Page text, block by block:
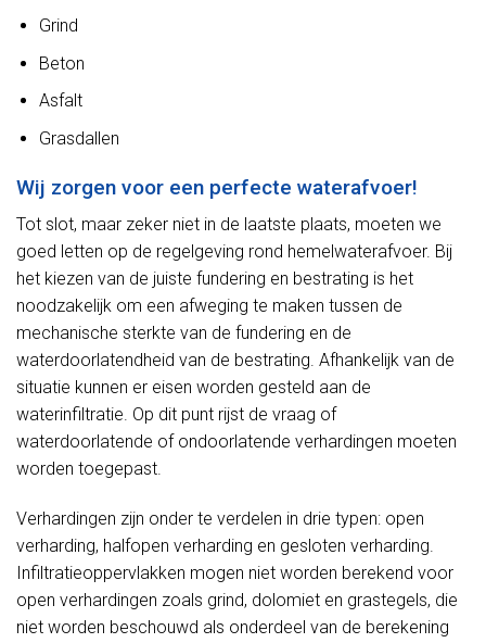
Grind
Beton
Asfalt
Grasdallen
Wij zorgen voor een perfecte waterafvoer!
Tot slot, maar zeker niet in de laatste plaats, moeten we
goed letten op de regelgeving rond hemelwaterafvoer. Bij
het kiezen van de juiste fundering en bestrating is het
noodzakelijk om een afweging te maken tussen de
mechanische sterkte van de fundering en de
waterdoorlatendheid van de bestrating. Afhankelijk van de
situatie kunnen er eisen worden gesteld aan de
waterinfiltratie. Op dit punt rijst de vraag of
waterdoorlatende of ondoorlatende verhardingen moeten
worden toegepast.
Verhardingen zijn onder te verdelen in drie typen: open
verharding, halfopen verharding en gesloten verharding.
Infiltratieoppervlakken mogen niet worden berekend voor
open verhardingen zoals grind, dolomiet en grastegels, die
niet worden beschouwd als onderdeel van de berekening